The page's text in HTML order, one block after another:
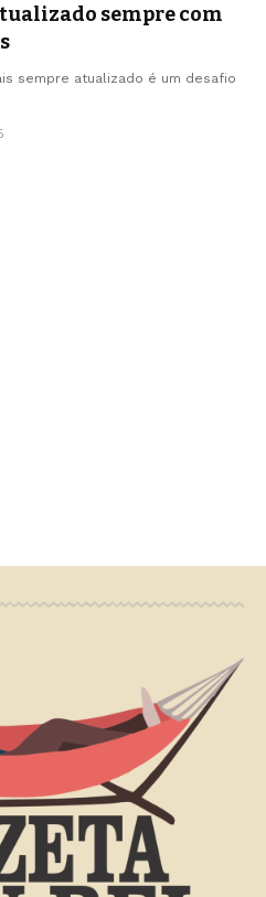
sempre com
sempre atualizado é um desafio